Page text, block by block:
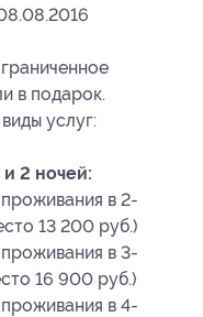
в подарок.
услуг:
2 ночей:
в 2-
13 200 руб.)
в 3-
16 900 руб.)
в 4-